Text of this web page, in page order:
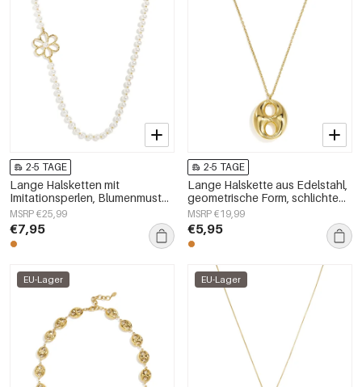
2-5 TAGE
Lange Halsketten mit
Imitationsperlen, Blumenmuster,
schlichte und elegante
Damenschmuckserie
MSRP €25,99
€7,95
2-5 TAGE
Lange Halskette aus Edelstahl,
geometrische Form, schlichte
Alltags-Serie, Damenschmuck
MSRP €19,99
€5,95
EU-Lager EU-Lager